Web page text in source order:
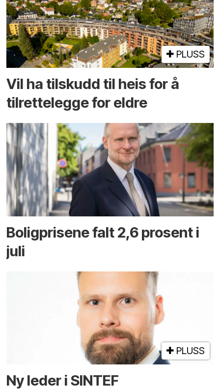
PLUSS
Vil ha tilskudd til heis for å
tilrettelegge for eldre
Boligprisene falt 2,6 prosent i
juli
PLUSS
Ny leder i SINTEF